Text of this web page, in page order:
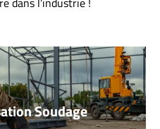
Soudage